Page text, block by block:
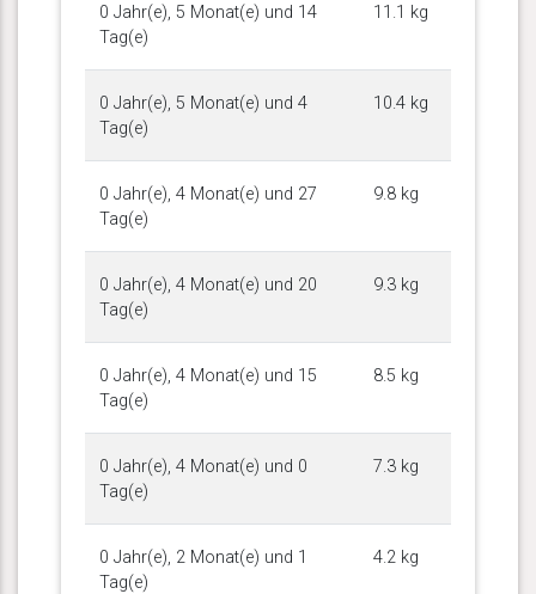
0 Jahr(e), 5 Monat(e) und 14
Tag(e)
11.1 kg
0 Jahr(e), 5 Monat(e) und 4
Tag(e)
10.4 kg
0 Jahr(e), 4 Monat(e) und 27
Tag(e)
9.8 kg
0 Jahr(e), 4 Monat(e) und 20
Tag(e)
9.3 kg
0 Jahr(e), 4 Monat(e) und 15
Tag(e)
8.5 kg
0 Jahr(e), 4 Monat(e) und 0
Tag(e)
7.3 kg
0 Jahr(e), 2 Monat(e) und 1
Tag(e)
4.2 kg